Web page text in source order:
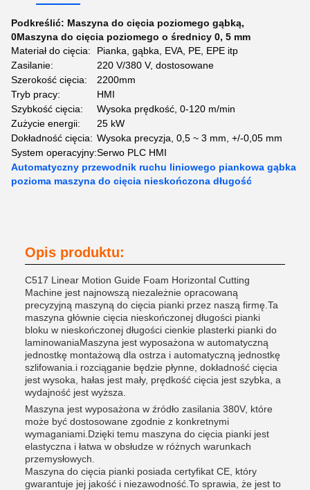
Podkreślić: Maszyna do cięcia poziomego gąbką,
0Maszyna do cięcia poziomego o średnicy 0, 5 mm
Materiał do cięcia:
Pianka, gąbka, EVA, PE, EPE itp
Zasilanie:
220 V/380 V, dostosowane
Szerokość cięcia:
2200mm
Tryb pracy:
HMI
Szybkość cięcia:
Wysoka prędkość, 0-120 m/min
Zużycie energii:
25 kW
Dokładność cięcia: Wysoka precyzja, 0,5 ~ 3 mm, +/-0,05 mm
System operacyjny:Serwo PLC HMI
Automatyczny przewodnik ruchu liniowego piankowa gąbka
pozioma maszyna do cięcia nieskończona długość
Opis produktu:
C517 Linear Motion Guide Foam Horizontal Cutting
Machine jest najnowszą niezależnie opracowaną
precyzyjną maszyną do cięcia pianki przez naszą firmę.Ta
maszyna głównie cięcia nieskończonej długości pianki
bloku w nieskończonej długości cienkie plasterki pianki do
laminowaniaMaszyna jest wyposażona w automatyczną
jednostkę montażową dla ostrza i automatyczną jednostkę
szlifowania.i rozciąganie będzie płynne, dokładność cięcia
jest wysoka, hałas jest mały, prędkość cięcia jest szybka, a
wydajność jest wyższa.
Maszyna jest wyposażona w źródło zasilania 380V, które
może być dostosowane zgodnie z konkretnymi
wymaganiami.Dzięki temu maszyna do cięcia pianki jest
elastyczna i łatwa w obsłudze w różnych warunkach
przemysłowych.
Maszyna do cięcia pianki posiada certyfikat CE, który
gwarantuje jej jakość i niezawodność.To sprawia, że jest to